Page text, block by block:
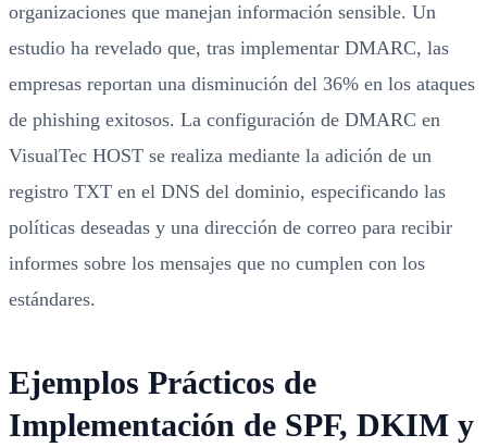
organizaciones que manejan información sensible. Un
estudio ha revelado que, tras implementar DMARC, las
empresas reportan una disminución del 36% en los ataques
de phishing exitosos. La configuración de DMARC en
VisualTec HOST se realiza mediante la adición de un
registro TXT en el DNS del dominio, especificando las
políticas deseadas y una dirección de correo para recibir
informes sobre los mensajes que no cumplen con los
estándares.
Ejemplos Prácticos de
Implementación de SPF, DKIM y